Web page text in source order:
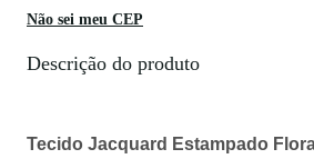
frete
Não sei meu CEP
Descrição do produto
Tecido Jacquard Estampado